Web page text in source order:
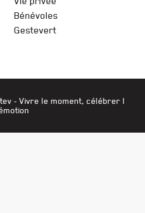
Bénévoles
Gestevert
- Vivre le moment, célébrer l